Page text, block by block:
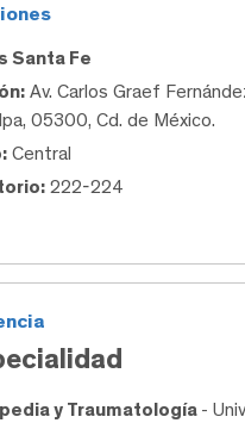
Santa Fe
Av. Carlos Graef
05300, Cd. de México.
Central
222-224
y Traumatología -